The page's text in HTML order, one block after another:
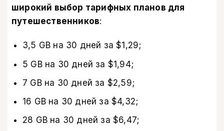
широкий выбор тарифных планов для
путешественников:
3,5 GB на 30 дней за $1,29;
5 GB на 30 дней за $1,94;
7 GB на 30 дней за $2,59;
16 GB на 30 дней за $4,32;
28 GB на 30 дней за $6,47;